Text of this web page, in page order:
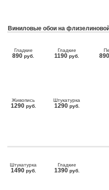
Виниловые обои на
Гладкие
890 руб.
Гладкие
1190 руб. 890
Живопись
1290 руб.
Штукатурка
1290 руб.
Штукатурка
1490 руб.
Гладкие
1390 руб.